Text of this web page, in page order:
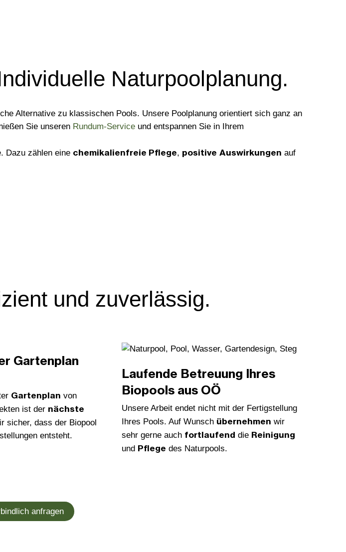
Naturpoolplanung.
Alternative zu klassischen Pools. Unsere Poolplanung orientiert sich ganz an
Sie unseren Rundum-Service und entspannen Sie in Ihrem
Dazu zählen eine chemikalienfreie Pflege, positive Auswirkungen auf
und zuverlässig.
Gartenplan
Gartenplan von
ist der nächste
sicher, dass der Biopool
entsteht.
Laufende Betreuung Ihres
Biopools aus OÖ
Unsere Arbeit endet nicht mit der Fertigstellung
Ihres Pools. Auf Wunsch übernehmen wir
sehr gerne auch fortlaufend die Reinigung
und Pflege des Naturpools.
anfragen